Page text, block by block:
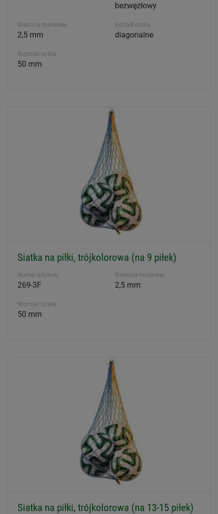
bezwęzłowy
Średnica materiału
2,5 mm
Kształt oczka
diagonalne
Rozmiar oczka
50 mm
Siatka na piłki, trójkolorowa (na 9 piłek)
Numer artykułu
269-3F
Średnica materiału
2,5 mm
Rozmiar oczka
50 mm
Siatka na piłki, trójkolorowa (na 13-15 piłek)